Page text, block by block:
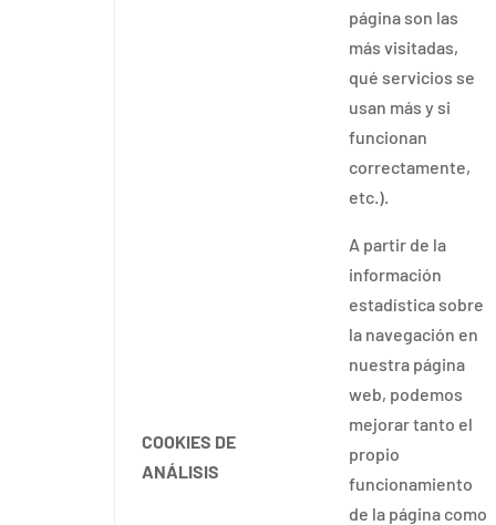
COOKIES DE
ANÁLISIS
página son las
más visitadas,
qué servicios se
usan más y si
funcionan
correctamente,
etc.).
A partir de la
información
estadística sobre
la navegación en
nuestra página
web, podemos
mejorar tanto el
propio
funcionamiento
de la página como